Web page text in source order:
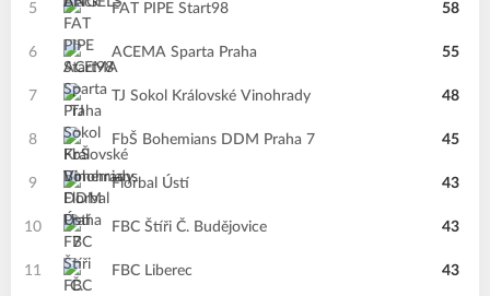
5 FAT PIPE Start98 58
6 ACEMA Sparta Praha 55
7 TJ Sokol Královské Vinohrady 48
8 FbŠ Bohemians DDM Praha 7 45
9 Florbal Ústí 43
10 FBC Štíři Č. Budějovice 43
11 FBC Liberec 43